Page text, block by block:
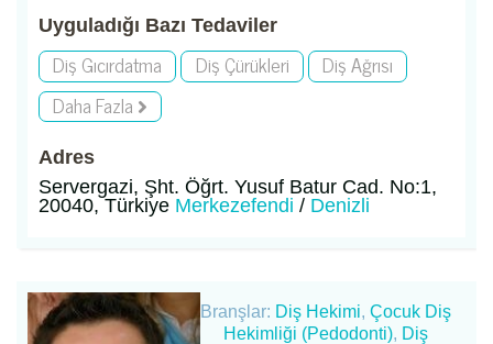
Uyguladığı Bazı Tedaviler
Diş Gıcırdatma Diş Çürükleri
Diş Ağrısı
Daha Fazla
Adres
Servergazi, Şht. Öğrt. Yusuf Batur Cad. No:1,
20040, Türkiye Merkezefendi / Denizli
Branşlar: Diş Hekimi,Çocuk Diş
Hekimliği (Pedodonti), Diş